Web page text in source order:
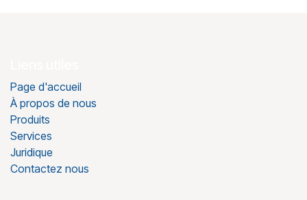
Page d'accueil
À propos de nous
Produits
Services
Juridique
Contactez nous